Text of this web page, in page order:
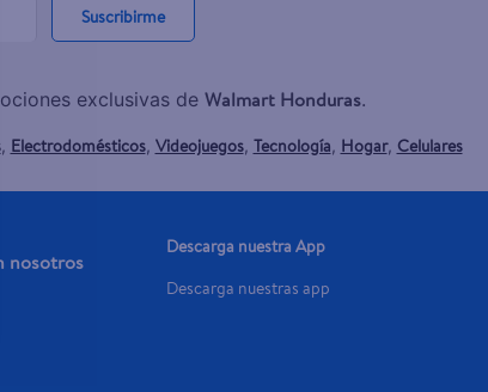
Suscribirme
exclusivas de Walmart Honduras.
, Electrodomésticos, Videojuegos, Tecnología, Hogar, Celulares
nosotros
Descarga nuestra App
Descarga nuestras app